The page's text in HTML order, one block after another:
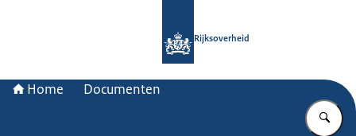
Rijksoverheid
Home Documenten